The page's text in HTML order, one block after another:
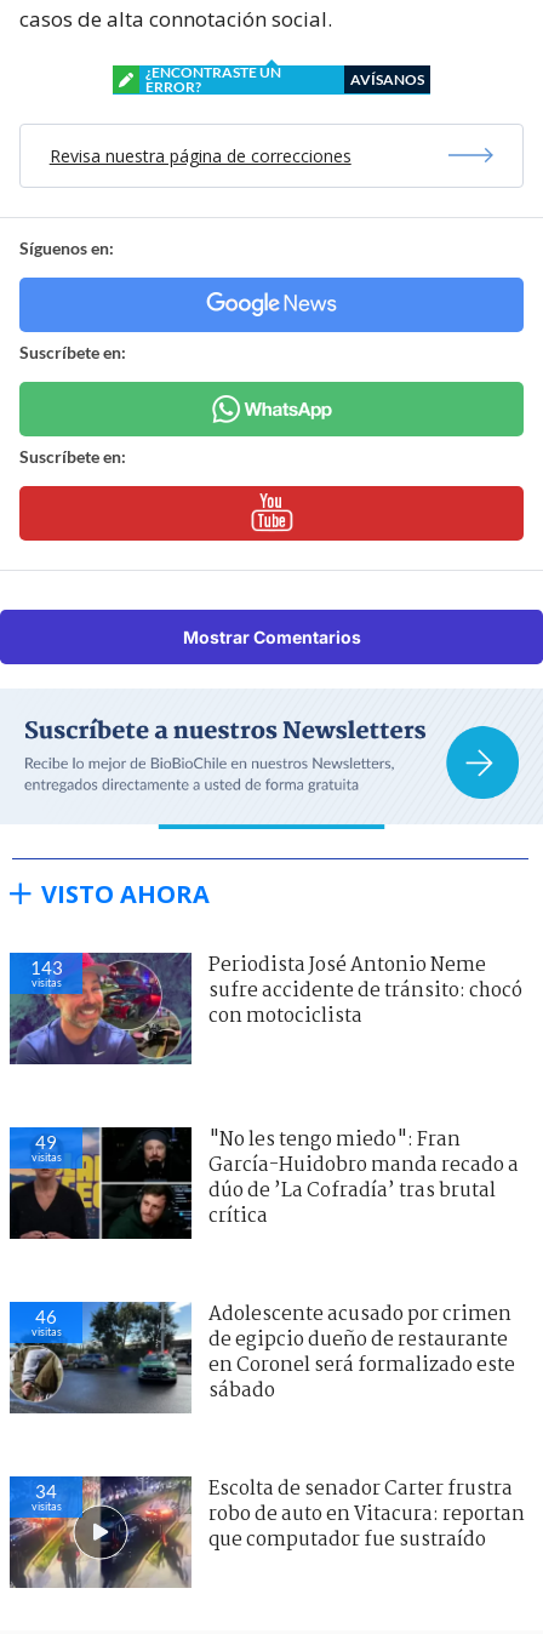
casos de alta connotación social.
¿ENCONTRASTE UN
ERROR?
AVÍSANOS
Revisa nuestra página de correcciones
Síguenos en:
Suscríbete en:
Suscríbete en:
Mostrar Comentarios
VISTO AHORA
143
visitas
Periodista José Antonio Neme
sufre accidente de tránsito: chocó
con motociclista
49
visitas
"No les tengo miedo": Fran
García-Huidobro manda recado a
dúo de ’La Cofradía’ tras brutal
crítica
46
visitas
Adolescente acusado por crimen
de egipcio dueño de restaurante
en Coronel será formalizado este
sábado
34
visitas
Escolta de senador Carter frustra
robo de auto en Vitacura: reportan
que computador fue sustraído